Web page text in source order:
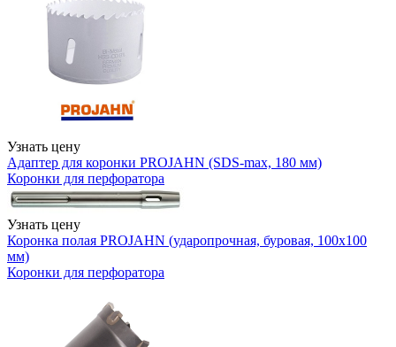
Узнать цену
Адаптер для коронки PROJAHN (SDS-max, 180 мм)
Коронки для перфоратора
Узнать цену
Коронка полая PROJAHN (ударопрочная, буровая, 100х100
мм)
Коронки для перфоратора